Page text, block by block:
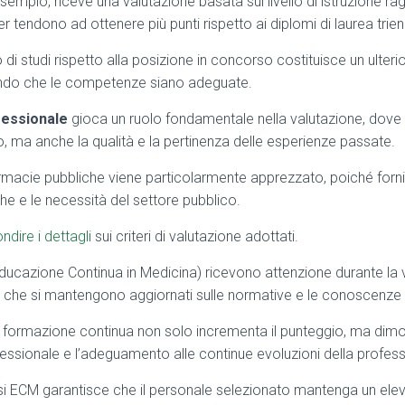
tendono ad ottenere più punti rispetto ai diplomi di laurea
di studi rispetto alla posizione in concorso costituisce un
che le competenze siano adeguate.
gioca un ruolo fondamentale nella valutazione,
ma anche la qualità e la pertinenza delle esperienze passate.
pubbliche viene particolarmente apprezzato, poiché
e le necessità del settore pubblico.
i dettagli sui criteri di valutazione adottati.
Continua in Medicina) ricevono attenzione durante la
si mantengono aggiornati sulle normative e le
continua non solo incrementa il punteggio, ma
e l’adeguamento alle continue evoluzioni della
ECM garantisce che il personale selezionato mantenga un